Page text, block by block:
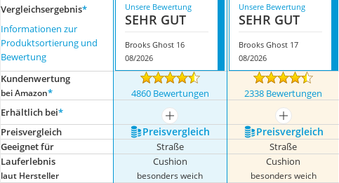
Vergleichsergebnis*
Informationen zur
Produktsortierung und
Bewertung
Unsere Bewertung
SEHR GUT
Brooks Ghost 16
08/2026
Unsere Bewertung
SEHR GUT
Brooks Ghost 17
08/2026
Kundenwertung
bei Amazon* 4860 Bewertungen 2338 Bewertungen
Erhältlich bei*
mehr anzeigen mehr anzeigen
Preis­vergleich
Preis­vergleich Preis­vergleich
Geeignet für Straße Straße
Lauferlebnis
laut Hersteller
Cushion
besonders weich
Cushion
besonders weich